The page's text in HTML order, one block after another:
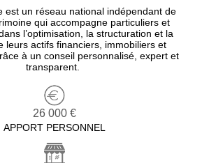
est un réseau national indépendant de
qui accompagne particuliers et
l’optimisation, la structuration et la
leurs actifs financiers, immobiliers et
à un conseil personnalisé, expert et
transparent.
26 000 €
APPORT PERSONNEL